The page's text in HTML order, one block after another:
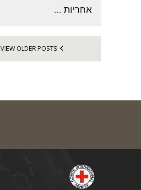
אחריות ...
VIEW OLDER POSTS